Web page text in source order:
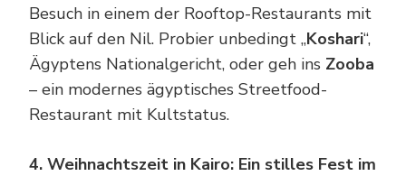
Besuch in einem der Rooftop-Restaurants mit
Blick auf den Nil. Probier unbedingt „Koshari“,
Ägyptens Nationalgericht, oder geh ins Zooba
– ein modernes ägyptisches Streetfood-
Restaurant mit Kultstatus.
4. Weihnachtszeit in Kairo: Ein stilles Fest im